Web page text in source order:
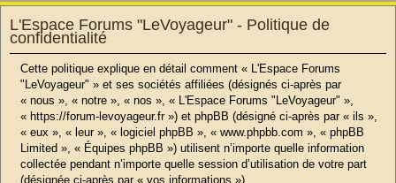
L'Espace Forums "LeVoyageur" - Politique de
confidentialité
Cette politique explique en détail comment « L'Espace Forums
"LeVoyageur" » et ses sociétés affiliées (désignés ci-après par
« nous », « notre », « nos », « L'Espace Forums "LeVoyageur" »,
« https://forum-levoyageur.fr ») et phpBB (désigné ci-après par « ils »,
« eux », « leur », « logiciel phpBB », « www.phpbb.com », « phpBB
Limited », « Équipes phpBB ») utilisent n’importe quelle information
collectée pendant n’importe quelle session d’utilisation de votre part
(désignée ci-après par « vos informations »).